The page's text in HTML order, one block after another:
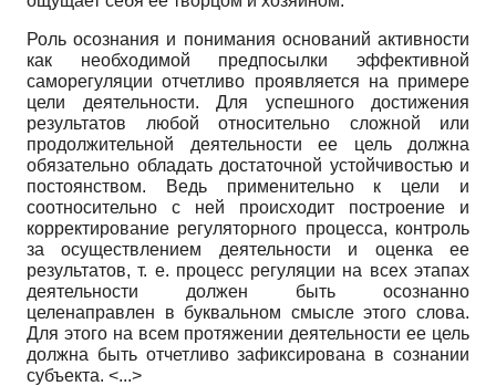
Роль осознания и понимания оснований активности
как необходимой предпосылки эффективной
саморегуляции отчетливо проявляется на примере
цели деятельности. Для успешного достижения
результатов любой относительно сложной или
продолжительной деятельности ее цель должна
обязательно обладать достаточной устойчивостью и
постоянством. Ведь применительно к цели и
соотносительно с ней происходит построение и
корректирование регуляторного процесса, контроль
за осуществлением деятельности и оценка ее
результатов, т. е. процесс регуляции на всех этапах
деятельности должен быть осознанно
целенаправлен в буквальном смысле этого слова.
Для этого на всем протяжении деятельности ее цель
должна быть отчетливо зафиксирована в сознании
субъекта. <...>